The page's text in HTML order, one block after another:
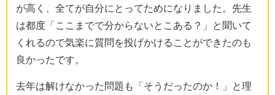
が高く、全てが自分にとってためになりました。先生
は都度「ここまでで分からないとこある？」と聞いて
くれるので気楽に質問を投げかけることができたのも
良かったです。
去年は解けなかった問題も「そうだったのか！」と理